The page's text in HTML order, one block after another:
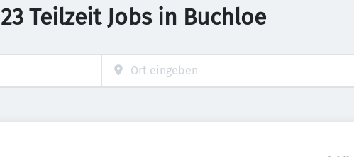
23 Teilzeit Jobs in Buchloe